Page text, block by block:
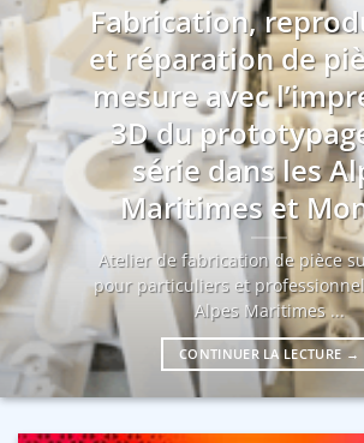
Fabrication,
et réparation de
mesure avec
3D du
série dans les
Maritimes et
Atelier de fabrication de pièce
pour particuliers et
Alpes Maritimes ...
CONTINUER LA LECTURE →